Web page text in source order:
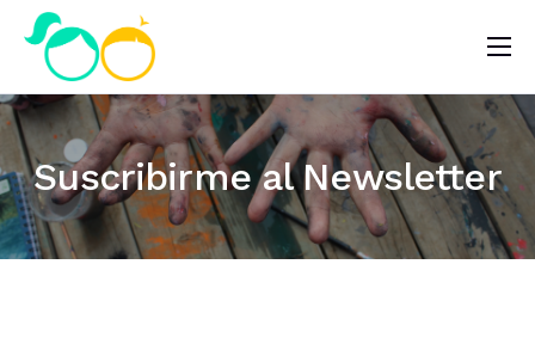
Nosotros
Impacto
Noticias
¿Quieres ayudar?
Suscribirme al Newsletter